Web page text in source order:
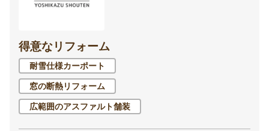
得意なリフォーム
耐雪仕様カーポート
窓の断熱リフォーム
広範囲のアスファルト舗装